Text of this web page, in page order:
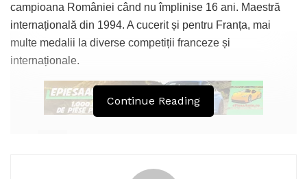
campioana României când nu împlinise 16 ani. Maestră
internațională din 1994. A cucerit și pentru Franța, mai
multe medalii la diverse competiții franceze și
internaționale.
Continue Reading